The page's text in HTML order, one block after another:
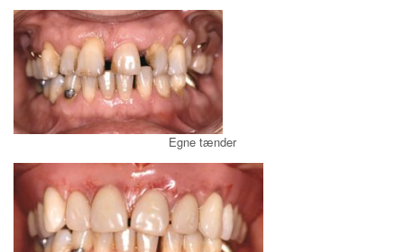
Egne tænder